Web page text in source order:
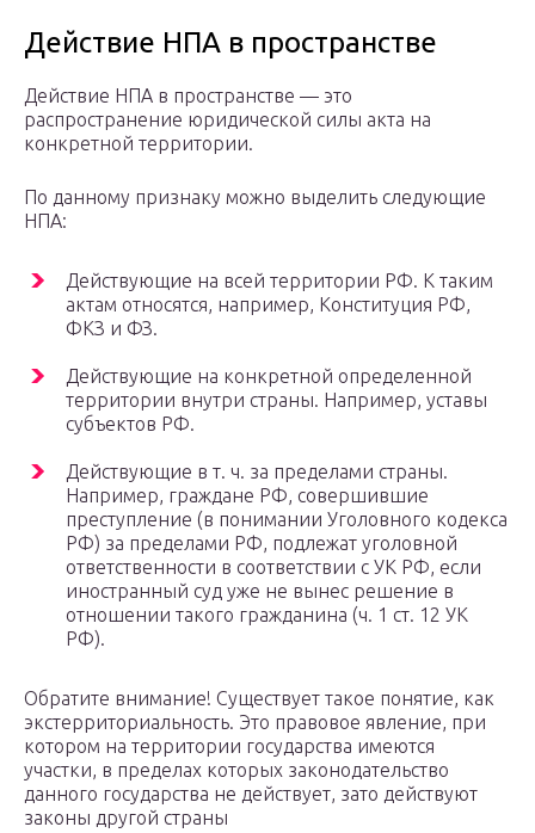
Действие НПА в пространстве
Действие НПА в пространстве — это
распространение юридической силы акта на
конкретной территории.
По данному признаку можно выделить следующие
НПА:
Действующие на всей территории РФ. К таким
актам относятся, например, Конституция РФ,
ФКЗ и ФЗ.
Действующие на конкретной определенной
территории внутри страны. Например, уставы
субъектов РФ.
Действующие в т. ч. за пределами страны.
Например, граждане РФ, совершившие
преступление (в понимании Уголовного кодекса
РФ) за пределами РФ, подлежат уголовной
ответственности в соответствии с УК РФ, если
иностранный суд уже не вынес решение в
отношении такого гражданина (ч. 1 ст. 12 УК
РФ).
Обратите внимание! Существует такое понятие, как
экстерриториальность. Это правовое явление, при
котором на территории государства имеются
участки, в пределах которых законодательство
данного государства не действует, зато действуют
законы другой страны